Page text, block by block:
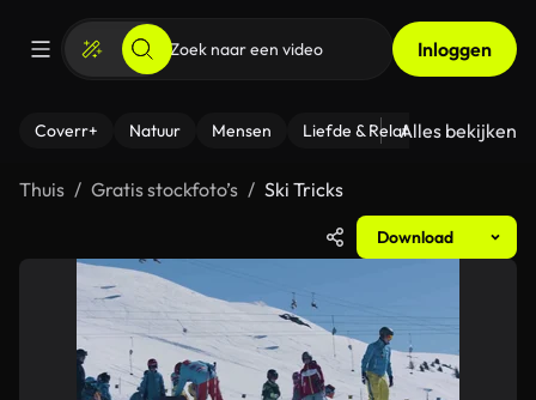
Inloggen
Coverr+ Natuur Mensen Liefde & Relaties - Fitness
Alles bekijken
Thuis Gratis stockfoto’s Ski Tricks
Download